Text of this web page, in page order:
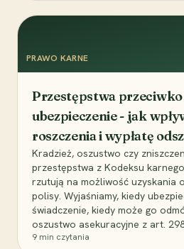
PRAWO KARNE
Przestępstwa przeciwko
ubezpieczenie - jak
roszczenia i wypłatę
Kradzież, oszustwo czy
przestępstwa z Kodeksu
rzutują na możliwość uzyskania
polisy. Wyjaśniamy, kiedy
świadczenie, kiedy może go
oszustwo asekuracyjne z art.
9 min czytania